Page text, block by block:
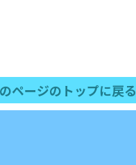
ページのトップに戻る